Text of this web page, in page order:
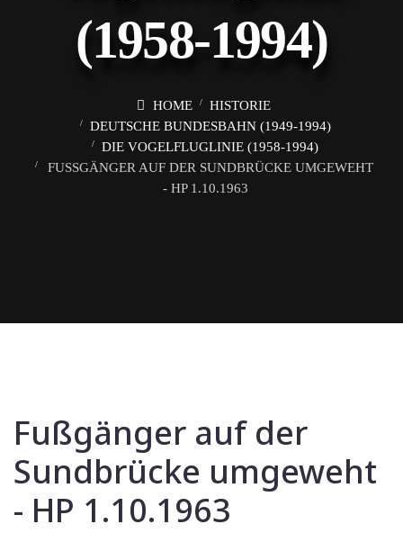
(1958-1994)
HOME
HISTORIE
DEUTSCHE BUNDESBAHN (1949-1994)
DIE VOGELFLUGLINIE (1958-1994)
FUSSGÄNGER AUF DER SUNDBRÜCKE UMGEWEHT -
HP 1.10.1963
Fußgänger auf der
Sundbrücke umgeweht
- HP 1.10.1963